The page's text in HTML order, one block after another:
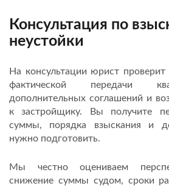
Консультация по
неустойки
На консультации юрист
фактической передачи
дополнительных соглашений и
к застройщику. Вы получите
суммы, порядка взыскания и
нужно подготовить.
Мы честно оцениваем
снижение суммы судом, сроки